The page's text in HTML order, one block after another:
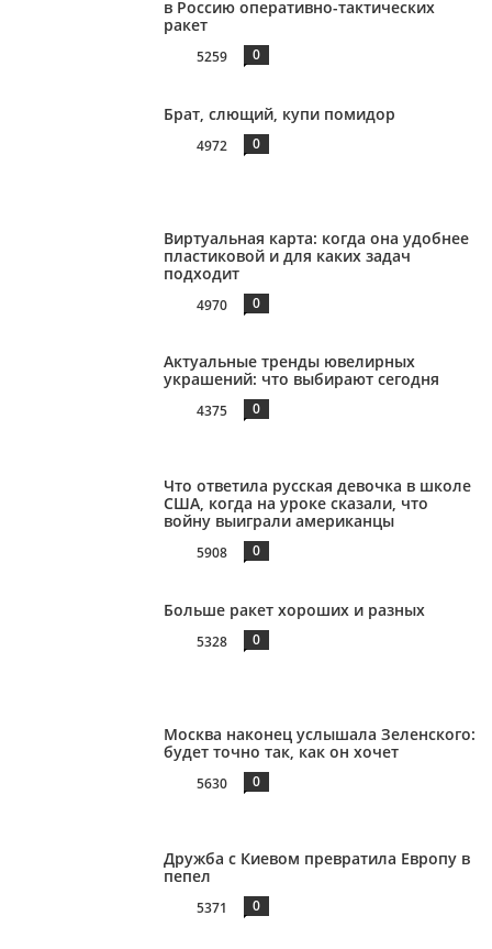
в Россию оперативно-тактических
ракет
5259 0
Брат, слющий, купи помидор
4972 0
Виртуальная карта: когда она удобнее
пластиковой и для каких задач
подходит
4970 0
Актуальные тренды ювелирных
украшений: что выбирают сегодня
4375 0
Что ответила русская девочка в школе
США, когда на уроке сказали, что
войну выиграли американцы
5908 0
Больше ракет хороших и разных
5328 0
Москва наконец услышала Зеленского:
будет точно так, как он хочет
5630 0
Дружба с Киевом превратила Европу в
пепел
5371 0